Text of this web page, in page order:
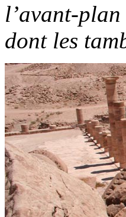
l’avant-
dont les